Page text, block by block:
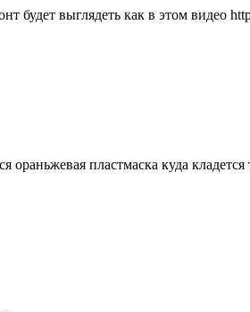
будет выглядеть как в этом видео
ораньжевая пластмаска куда